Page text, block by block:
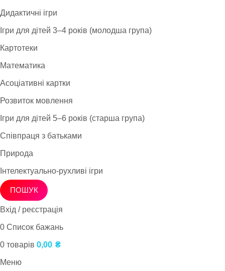
Дидактичні ігри
Ігри для дітей 3–4 років (молодша група)
Картотеки
Математика
Асоціативні картки
Розвиток мовлення
Ігри для дітей 5–6 років (старша група)
Співпраця з батьками
Природа
Інтелектуально-рухливі ігри
ПОШУК
Вхід / реєстрація
0 Список бажань
0 товарів 0,00 ₴
Меню